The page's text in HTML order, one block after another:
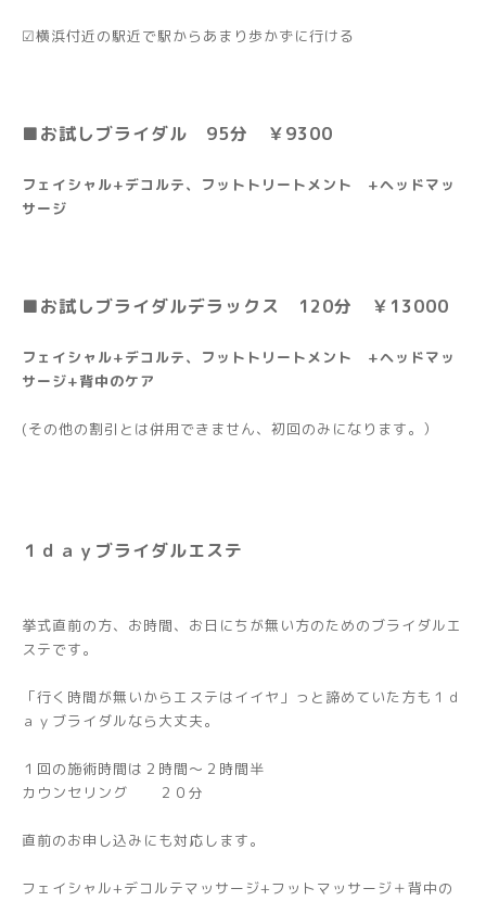
☑横浜付近の駅近で駅からあまり歩かずに行ける
■お試しブライダル 95分 ￥9300
フェイシャル+デコルテ、フットトリートメント +ヘッドマッ
サージ
■お試しブライダルデラックス 120分 ￥13000
フェイシャル+デコルテ、フットトリートメント +ヘッドマッ
サージ+背中のケア
(その他の割引とは併用できません、初回のみになります。）
１ｄａｙブライダルエステ
挙式直前の方、お時間、お日にちが無い方のためのブライダルエ
ステです。
「行く時間が無いからエステはイイヤ」っと諦めていた方も１ｄ
ａｙブライダルなら大丈夫。
１回の施術時間は２時間～２時間半
カウンセリング ２０分
直前のお申し込みにも対応します。
フェイシャル+デコルテマッサージ+フットマッサージ＋背中の